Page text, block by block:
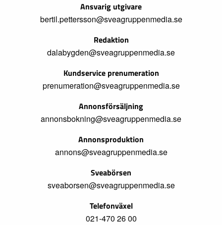
Ansvarig utgivare
bertil.pettersson@sveagruppenmedia.se
Redaktion
dalabygden@sveagruppenmedia.se
Kundservice prenumeration
prenumeration@sveagruppenmedia.se
Annonsförsäljning
annonsbokning@sveagruppenmedia.se
Annonsproduktion
annons@sveagruppenmedia.se
Sveabörsen
sveaborsen@sveagruppenmedia.se
Telefonväxel
021-470 26 00